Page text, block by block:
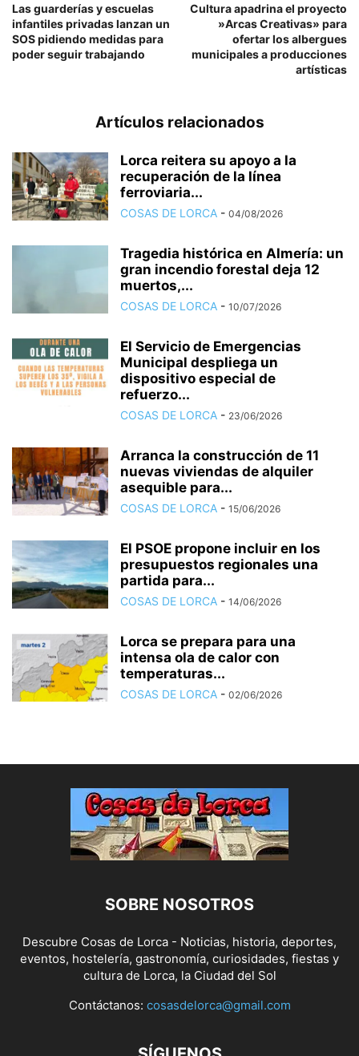
Las guarderías y escuelas
infantiles privadas lanzan un
SOS pidiendo medidas para
poder seguir trabajando
Cultura apadrina el proyecto
»Arcas Creativas» para
ofertar los albergues
municipales a producciones
artísticas
Artículos relacionados
Lorca reitera su apoyo a la
recuperación de la línea
ferroviaria...
COSAS DE LORCA - 04/08/2026
Tragedia histórica en Almería: un
gran incendio forestal deja 12
muertos,...
COSAS DE LORCA - 10/07/2026
El Servicio de Emergencias
Municipal despliega un
dispositivo especial de
refuerzo...
COSAS DE LORCA - 23/06/2026
Arranca la construcción de 11
nuevas viviendas de alquiler
asequible para...
COSAS DE LORCA - 15/06/2026
El PSOE propone incluir en los
presupuestos regionales una
partida para...
COSAS DE LORCA - 14/06/2026
Lorca se prepara para una
intensa ola de calor con
temperaturas...
COSAS DE LORCA - 02/06/2026
SOBRE NOSOTROS
Descubre Cosas de Lorca - Noticias, historia, deportes,
eventos, hostelería, gastronomía, curiosidades, fiestas y
cultura de Lorca, la Ciudad del Sol
Contáctanos: cosasdelorca@gmail.com